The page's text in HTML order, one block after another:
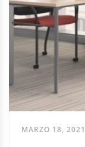
MARZO 18, 2021